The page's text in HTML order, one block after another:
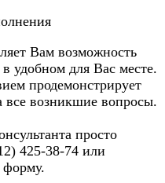
Вам возможность
удобном для Вас месте.
продемонстрирует
все возникшие вопросы.
просто
425-38-74 или
форму.